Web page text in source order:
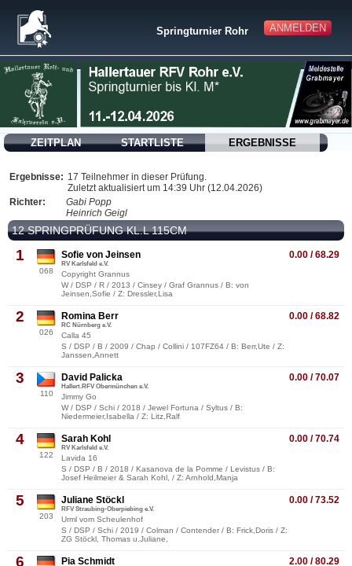
ANMELDEN
Springturnier Rohr
ZEITPLAN STARTLISTE ERGEBNISSE
Ergebnisse: 17 Teilnehmer in dieser Prüfung.
Zuletzt aktualisiert um 14:39 Uhr (12.04.2026)
Richter:
Gabi Popp
Heinrich Geigl
12 SPRINGPRÜFUNG KL.L 115CM
1
068
0.00 / 68.29
Sofie von Jeinsen
RV Karlsfeld e.V.
Copyright Grannus
W / DSP / R / 2013 / Cinsey / Graf Grannus / B: von
Jeinsen,Sofie / Z: Dressler,Lisa
2
026
0.00 / 68.82
Romina Berr
RC Nürnberg e.V.
Calla 45
S / DSP / B / 2009 / Chap / Collini / 107FZ64 / B: Berr,Ute / Z:
Janssen,Annett
3
110
0.00 / 70.07
David Palicka
Hallert.RFV Obermünchen e.V.
Jimmy Go
W / DSP / Schi / 2018 / Jewel Fortuna / Syltus / B:
Niedermeier,Isabella / Z: Litz,Ralf
4
122
0.00 / 70.74
Sarah Kohl
RV Karlsfeld e.V.
Lavida 16
S / DSP / B / 2018 / Kasanova de la Pomme / Levistus / B:
Josef Heilmeier & Sarah Kohl, / Z: Arnhold,Manja
5
203
0.00 / 73.52
Juliane Stöckl
RFV Straubing-Oberpiebing e.V.
Urml vom Scheulenhof
S / DSP / Schi / 2019 / Colman / Contender / B: Frick,Doris / Z:
ZG Stöckl, Thomas u.Juliane,
6 2.00 / 80.29
Pia Schmidt